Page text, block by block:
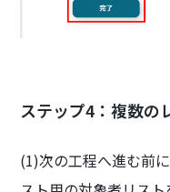
ステップ4：複数の
(1)次の工程へ進む前